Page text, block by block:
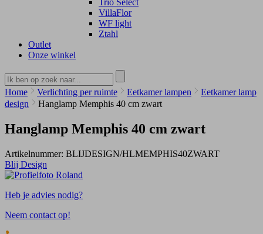
Trio Select
VillaFlor
WF light
Ztahl
Outlet
Onze winkel
Home Verlichting per ruimte Eetkamer lampen
Eetkamer lamp
design
Hanglamp Memphis 40 cm zwart
Hanglamp Memphis 40 cm zwart
Artikelnummer: BLIJDESIGN/HLMEMPHIS40ZWART
Blij Design
Heb je advies nodig?
Neem contact op!